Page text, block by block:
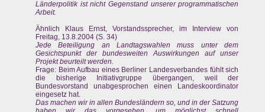
Länderpolitik ist nicht Gegenstand unserer programmatischen
Arbeit.
Ähnlich Klaus Ernst, Vorstandssprecher, im Interview von
Freitag, 13.8.2004 (S. 34)
Jede Beteiligung an Landtagswahlen muss unter dem
Gesichtspunkt der bundesweiten Auswirkungen auf unser
Projekt beurteilt werden.
Frage: Beim Aufbau eines Berliner Landesverbandes fühlt sich
die bisherige Initiativgruppe übergangen, weil der
Bundesvorstand unabgesprochen einen Landeskoordinator
eingesetz hat.
Das machen wir in allen Bundesländern so, und in der Satzung